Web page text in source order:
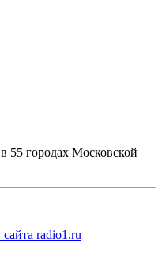
55 городах Московской
radio1.ru